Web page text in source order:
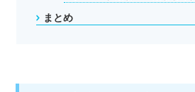
まとめ